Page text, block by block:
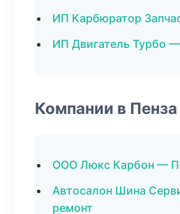
ИП Карбюратор
ИП Двигатель Турбо
Компании в Пенза
ООО Люкс Карбон —
Автосалон Шина
ремонт